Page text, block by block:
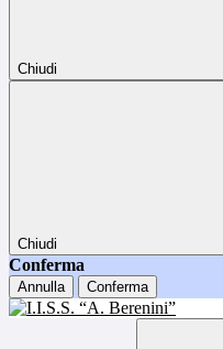
Chiudi
Chiudi
Conferma
Annulla Conferma